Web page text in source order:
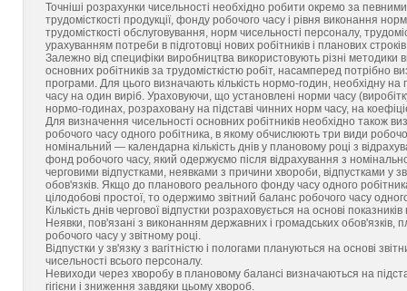
Точніші розрахунки чисельності необхідно робити окремо за
трудомісткості продукції, фонду робочого часу і рівня виконання
трудомісткості обслуговування, норм чисельності персоналу,
урахуванням потреби в підготовці нових робітників і планових
Залежно від специфіки виробництва використовують різні методики
основних робітників за трудомісткістю робіт, насамперед потрібно
програми. Для цього визначають кількість нормо-годин, необхідну
часу на один виріб. Ураховуючи, що установлені норми часу
нормо-годинах, розраховану на підставі чинних норм часу, на
Для визначення чисельності основних робітників необхідно також
робочого часу одного робітника, в якому обчислюють три види
номінальний — календарна кількість днів у плановому році з
фонд робочого часу, який одержуємо після відрахування з
черговими відпустками, неявками з причини хвороби, відпустками у
обов'язків. Якщо до планового реального фонду часу одного
цілодобові простої, то одержимо звітний баланс робочого часу
Кількість днів чергової відпустки розраховується на основі
Неявки, пов'язані з виконанням державних і громадських обов'язків,
робочого часу у звітному році.
Відпустки у зв'язку з вагітністю і пологами плануються на основі
чисельності всього персоналу.
Невиходи через хворобу в плановому балансі визначаються на
гігієни і зниження завдяки цьому хвороб.